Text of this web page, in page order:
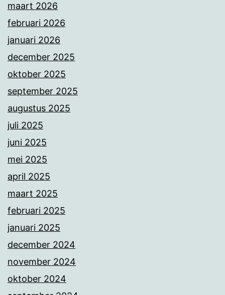
maart 2026
februari 2026
januari 2026
december 2025
oktober 2025
september 2025
augustus 2025
juli 2025
juni 2025
mei 2025
april 2025
maart 2025
februari 2025
januari 2025
december 2024
november 2024
oktober 2024